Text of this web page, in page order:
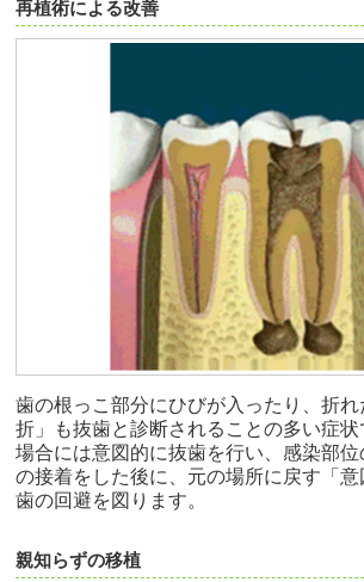
再植術による改善
歯の根っこ部分にひびが入ったり、折
折」も抜歯と診断されることの多い症
場合には意図的に抜歯を行い、感染部
の接着をした後に、元の場所に戻す「
歯の回避を図ります。
親知らずの移植